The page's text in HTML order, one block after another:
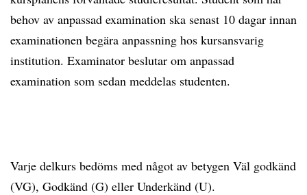
behov av anpassad examination ska senast 10 dagar innan
examinationen begära anpassning hos kursansvarig
institution. Examinator beslutar om anpassad
examination som sedan meddelas studenten.
Varje delkurs bedöms med något av betygen Väl godkänd
(VG), Godkänd (G) eller Underkänd (U).